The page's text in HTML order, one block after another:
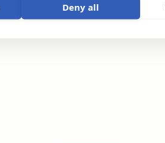
Deny all